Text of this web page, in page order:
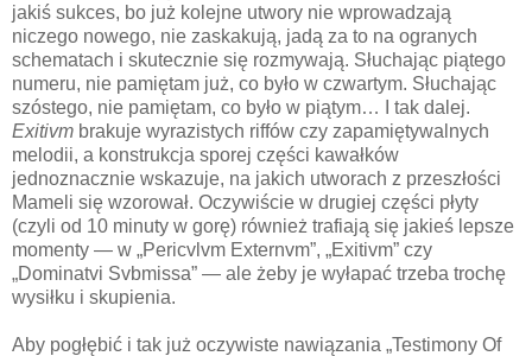
jakiś sukces, bo już kolejne utwory nie wprowadzają
niczego nowego, nie zaskakują, jadą za to na ogranych
schematach i skutecznie się rozmywają. Słuchając piątego
numeru, nie pamiętam już, co było w czwartym. Słuchając
szóstego, nie pamiętam, co było w piątym… I tak dalej.
Exitivm brakuje wyrazistych riffów czy zapamiętywalnych
melodii, a konstrukcja sporej części kawałków
jednoznacznie wskazuje, na jakich utworach z przeszłości
Mameli się wzorował. Oczywiście w drugiej części płyty
(czyli od 10 minuty w gorę) również trafiają się jakieś lepsze
momenty — w „Pericvlvm Externvm”, „Exitivm” czy
„Dominatvi Svbmissa” — ale żeby je wyłapać trzeba trochę
wysiłku i skupienia.
Aby pogłębić i tak już oczywiste nawiązania „Testimony Of